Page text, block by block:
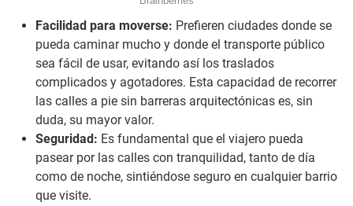
Facilidad para moverse: Prefieren ciudades donde se
pueda caminar mucho y donde el transporte público
sea fácil de usar, evitando así los traslados
complicados y agotadores. Esta capacidad de recorrer
las calles a pie sin barreras arquitectónicas es, sin
duda, su mayor valor.
Seguridad: Es fundamental que el viajero pueda
pasear por las calles con tranquilidad, tanto de día
como de noche, sintiéndose seguro en cualquier barrio
que visite.